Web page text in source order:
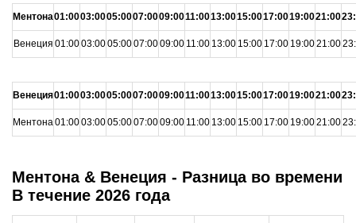
Ментона01:0003:0005:0007:0009:0011:0013:0015:0017:0019:0021:00
Венеция 01:0003:0005:0007:0009:00 11:00 13:00 15:00 17:00 19:0021:00
Венеция01:0003:0005:0007:0009:0011:0013:0015:0017:0019:0021:00
Ментона01:0003:0005:0007:0009:00 11:00 13:00 15:00 17:00 19:0021:00
Ментона & Венеция - Разница во времени
В течение 2026 года